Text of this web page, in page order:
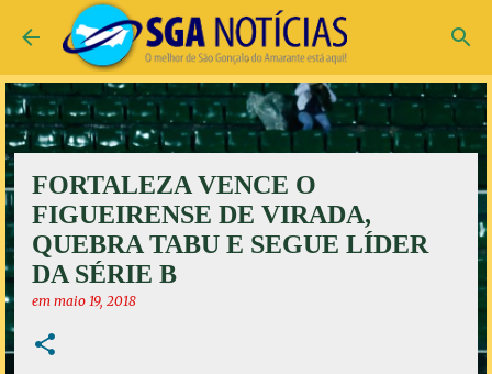
Pular para o conteúdo principal
FORTALEZA VENCE O
FIGUEIRENSE DE VIRADA,
QUEBRA TABU E SEGUE LÍDER
DA SÉRIE B
em maio 19, 2018